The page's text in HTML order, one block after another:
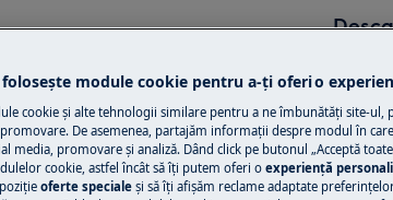
Nu
module cookie pentru a-ţi oferi o
cookie și alte tehnologii similare pentru a ne îmbunătăţi site-ul,
De asemenea, partajăm informaţii despre modul în
media, promovare și analiză. Dând click pe butonul „Acceptă
cookie, astfel încât să îţi putem oferi o experienţă
oferte speciale și să îţi afișăm reclame adaptate